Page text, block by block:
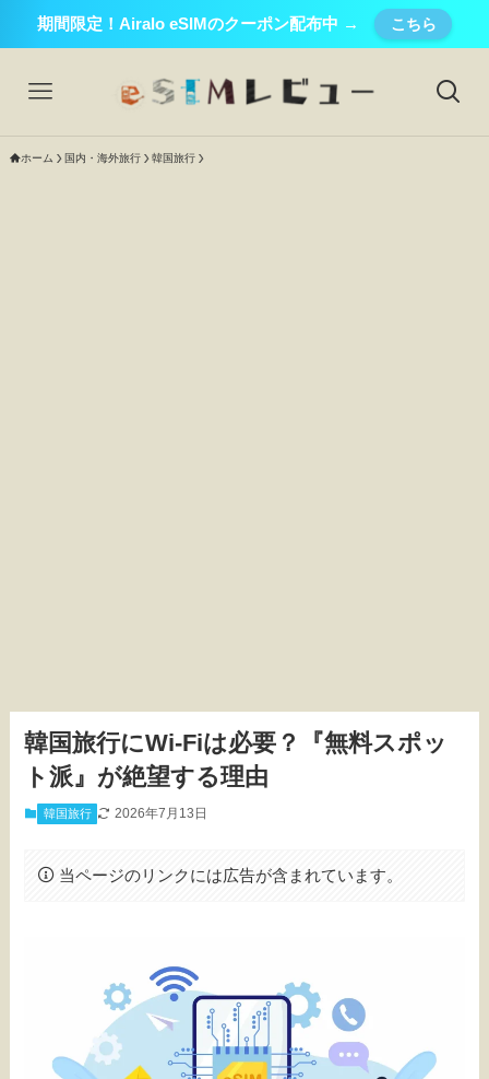
期間限定！Airalo eSIMのクーポン配布中 → こちら
ホーム 国内・海外旅行 韓国旅行
韓国旅行にWi-Fiは必要？『無料スポッ
ト派』が絶望する理由
韓国旅行 2026年7月13日
当ページのリンクには広告が含まれています。